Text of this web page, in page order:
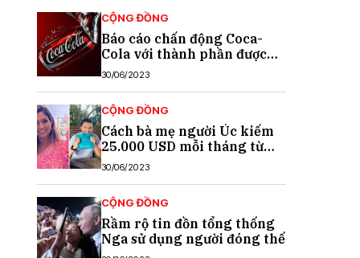
CỘNG ĐỒNG
Báo cáo chấn động Coca-
Cola với thành phần được
cho là chất gây ung thư
30/06/2023
CỘNG ĐỒNG
Cách bà mẹ người Úc kiếm
25.000 USD mỗi tháng từ
TikTok
30/06/2023
CỘNG ĐỒNG
Rầm rộ tin đồn tổng thống
Nga sử dụng người đóng thế